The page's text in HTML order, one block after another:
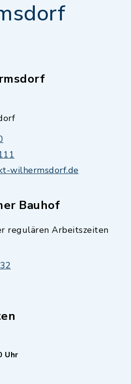
wilhermsdorf.de
Bauhof
regulären Arbeitszeiten
Uhr